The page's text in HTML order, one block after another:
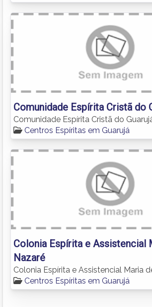
Comunidade Espírita Cristã do
Comunidade Espírita Cristã do
Centros Espíritas em Guarujá
Colonia Espírita e Assistencial
Nazaré
Colonia Espírita e Assistencial Maria
Centros Espíritas em Guarujá